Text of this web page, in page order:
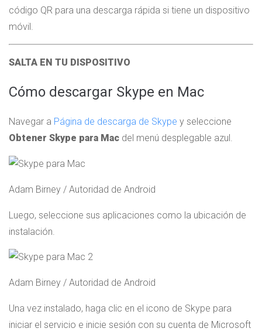
código QR para una descarga rápida si tiene un dispositivo
móvil.
SALTA EN TU DISPOSITIVO
Cómo descargar Skype en Mac
Navegar a Página de descarga de Skype y seleccione
Obtener Skype para Mac del menú desplegable azul.
Adam Birney / Autoridad de Android
Luego, seleccione sus aplicaciones como la ubicación de
instalación.
Adam Birney / Autoridad de Android
Una vez instalado, haga clic en el icono de Skype para
iniciar el servicio e inicie sesión con su cuenta de Microsoft